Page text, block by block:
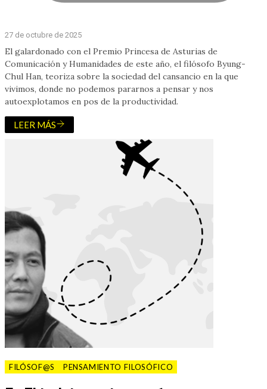
27 de octubre de 2025
El galardonado con el Premio Princesa de Asturias de
Comunicación y Humanidades de este año, el filósofo Byung-
Chul Han, teoriza sobre la sociedad del cansancio en la que
vivimos, donde no podemos pararnos a pensar y nos
autoexplotamos en pos de la productividad.
LEER MÁS
FILÓSOF@S PENSAMIENTO FILOSÓFICO